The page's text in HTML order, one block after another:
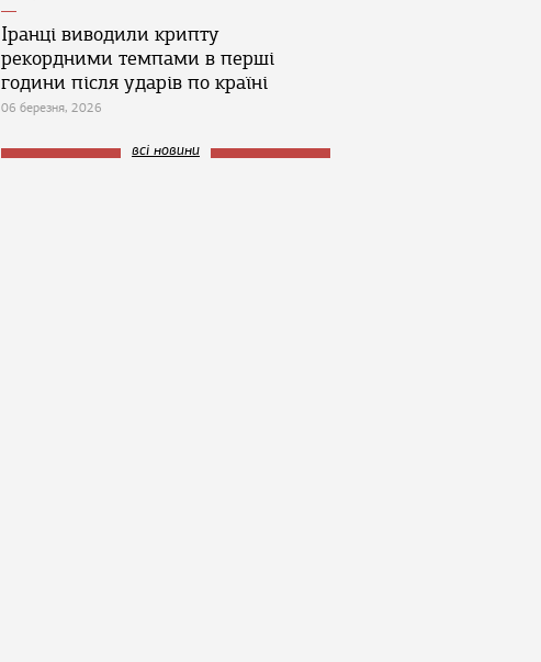
Іранці виводили крипту
рекордними темпами в перші
години після ударів по країні
06 березня, 2026
всі новини